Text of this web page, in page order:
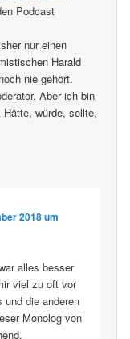
Podcast
nur einen
Harald
nie gehört.
Aber ich bin
würde, sollte,
2018 um
alles besser
viel zu oft vor
die anderen
Monolog von